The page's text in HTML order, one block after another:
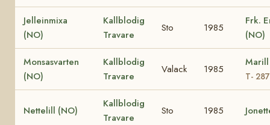
Jelleinmixa
(NO)
Kallblodig
Travare
Sto 1985
Frk.
(NO)
Monsasvarten
(NO)
Kallblodig
Travare
Valack 1985
T-
Nettelill (NO)
Kallblodig
Travare
Sto 1985